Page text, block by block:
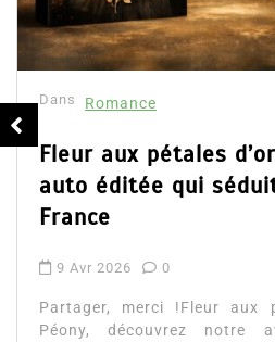
Dans Romance
Fleur aux pétales
auto éditée qui
France
9 Avr 2026 0
Partager, merci !Fleur aux
Péony, découvrez notre